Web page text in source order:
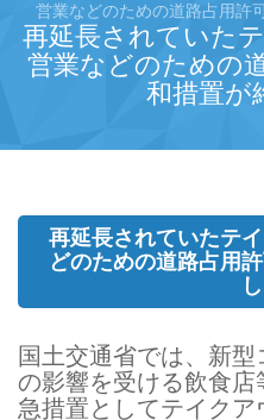
営業などのための道路占用許
再延長されていた
営業などのための
和措置が
再延長されていたテ
どのための道路占用
国土交通省では、新
の影響を受ける飲食
急措置としてテイク